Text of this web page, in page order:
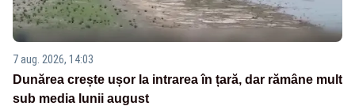
7 aug. 2026, 14:03
Dunărea crește ușor la intrarea în țară, dar rămâne mult
sub media lunii august